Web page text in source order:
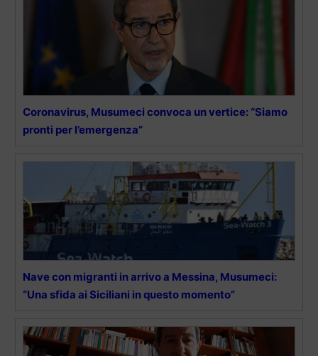
Coronavirus, Musumeci convoca un vertice: “Siamo
pronti per l’emergenza”
Nave con migranti in arrivo a Messina, Musumeci:
“Una sfida ai Siciliani in questo momento”